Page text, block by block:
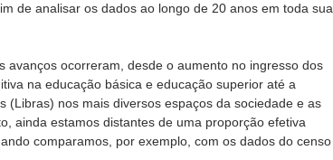
de analisar os dados ao longo de 20 anos em toda sua
avanços ocorreram, desde o aumento no ingresso dos
na educação básica e educação superior até a
(Libras) nos mais diversos espaços da sociedade e as
ainda estamos distantes de uma proporção efetiva
comparamos, por exemplo, com os dados do censo